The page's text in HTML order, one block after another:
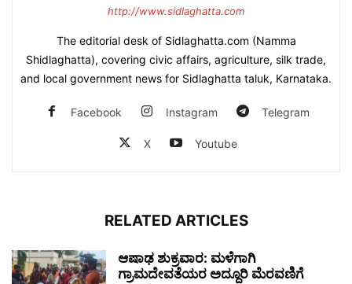
http://www.sidlaghatta.com
The editorial desk of Sidlaghatta.com (Namma
Shidlaghatta), covering civic affairs, agriculture, silk trade,
and local government news for Sidlaghatta taluk, Karnataka.
Facebook Instagram Telegram
X Youtube
RELATED ARTICLES
ಆಷಾಢ ಶುಕ್ರವಾರ: ಮಳೆಗಾಗಿ
ಗ್ರಾಮದೇವತೆಯರ ಅದ್ದೂರಿ ಮೆರವಣಿಗೆ